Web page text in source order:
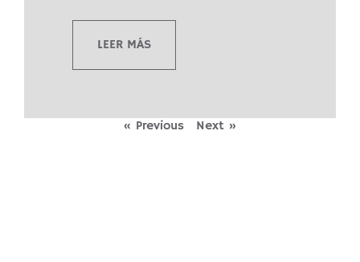
LEER MÁS
« Previous Next »